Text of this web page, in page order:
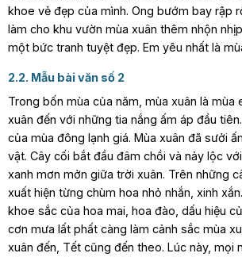
khoe vẻ đẹp của mình. Ong bướm bay rập
làm cho khu vườn mùa xuân thêm nhộn
một bức tranh tuyệt đẹp. Em yêu nhất là
2.2. Mẫu bài văn số 2
Trong bốn mùa của năm, mùa xuân là mùa
xuân đến với những tia nắng ấm áp đầu
của mùa đông lạnh giá. Mùa xuân đã sưởi
vật. Cây cối bắt đầu đâm chồi và nảy lộc
xanh mơn mởn giữa trời xuân. Trên những
xuất hiện từng chùm hoa nhỏ nhắn, xinh
khoe sắc của hoa mai, hoa đào, dấu hiệu
cơn mưa lất phất càng làm cảnh sắc mùa
xuân đến, Tết cũng đến theo. Lúc này, mọi